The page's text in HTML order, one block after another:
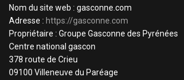
Nom du site web : gasconne.com
Adresse : https://gasconne.com
Propriétaire : Groupe Gasconne des Pyrénées
Centre national gascon
378 route de Crieu
09100 Villeneuve du Paréage